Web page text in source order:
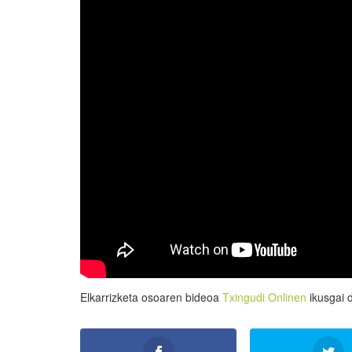
Elkarrizketa osoaren bideoa Txingudi Onlinen ikusgai